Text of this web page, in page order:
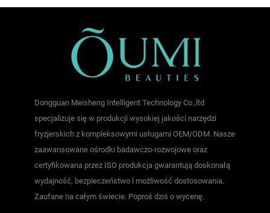
Dongguan Meisheng Intelligent Technology Co.,ltd
specjalizuje się w produkcji wysokiej jakości narzędzi
fryzjerskich z kompleksowymi usługami OEM/ODM. Nasze
zaawansowane ośrodki badawczo-rozwojowe oraz
certyfikowana przez ISO produkcja gwarantują doskonałą
wydajność, bezpieczeństwo i możliwość dostosowania.
Zaufane na całym świecie. Poproś dziś o wycenę.